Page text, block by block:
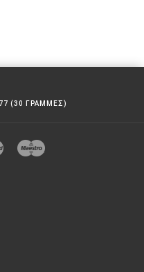
(30 ΓΡΑΜΜΕΣ)